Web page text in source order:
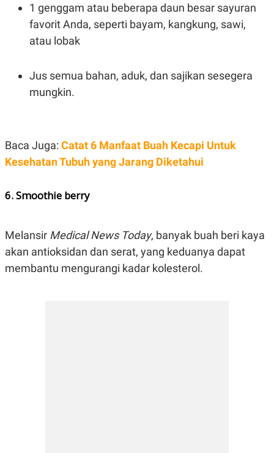
1 genggam atau beberapa daun besar sayuran
favorit Anda, seperti bayam, kangkung, sawi,
atau lobak
Jus semua bahan, aduk, dan sajikan sesegera
mungkin.
Baca Juga: Catat 6 Manfaat Buah Kecapi Untuk
Kesehatan Tubuh yang Jarang Diketahui
6. Smoothie berry
Melansir Medical News Today, banyak buah beri kaya
akan antioksidan dan serat, yang keduanya dapat
membantu mengurangi kadar kolesterol.